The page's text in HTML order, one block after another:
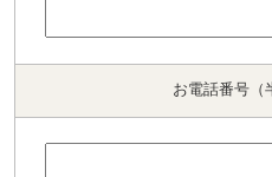
お電話番号（